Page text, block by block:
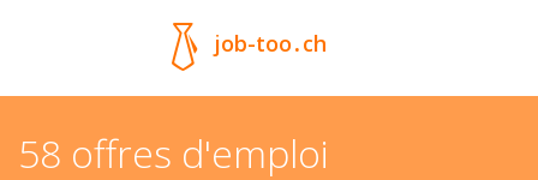
job-too.ch
58 offres d'emploi